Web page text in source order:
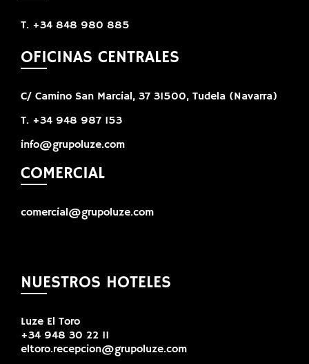
T. +34 848 980 885
OFICINAS CENTRALES
C/ Camino San Marcial, 37 31500, Tudela (Navarra)
T. +34 948 987 153
info@grupoluze.com
COMERCIAL
comercial@grupoluze.com
NUESTROS HOTELES
Luze El Toro
+34 948 30 22 11
eltoro.recepcion@grupoluze.com